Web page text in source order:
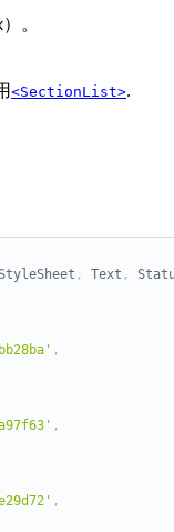
。
<SectionList>.